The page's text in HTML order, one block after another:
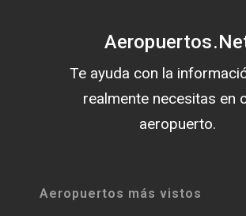
Te ayuda con la
realmente necesitas en
aeropuerto.
Aeropuertos más vistos